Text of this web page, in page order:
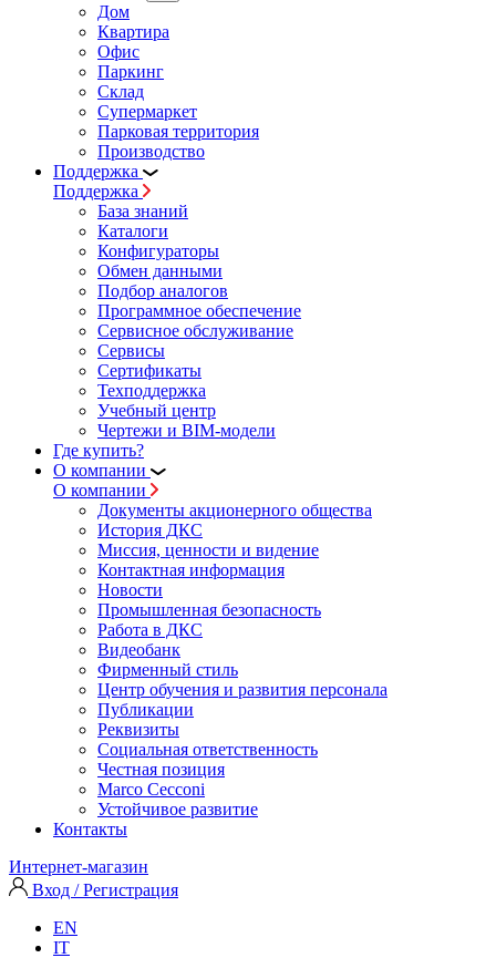
Дом
Квартира
Офис
Паркинг
Склад
Супермаркет
Парковая территория
Производство
Поддержка
Поддержка
База знаний
Каталоги
Конфигураторы
Обмен данными
Подбор аналогов
Программное обеспечение
Сервисное обслуживание
Сервисы
Сертификаты
Техподдержка
Учебный центр
Чертежи и BIM-модели
Где купить?
О компании
О компании
Документы акционерного общества
История ДКС
Миссия, ценности и видение
Контактная информация
Новости
Промышленная безопасность
Работа в ДКС
Видеобанк
Фирменный стиль
Центр обучения и развития персонала
Публикации
Реквизиты
Социальная ответственность
Честная позиция
Marco Cecconi
Устойчивое развитие
Контакты
Интернет-магазин
Вход / Регистрация
EN
IT